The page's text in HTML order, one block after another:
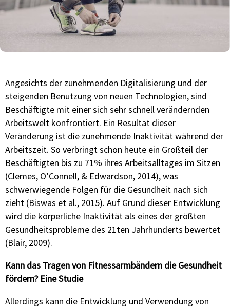
Angesichts der zunehmenden Digitalisierung und der
steigenden Benutzung von neuen Technologien, sind
Beschäftigte mit einer sich sehr schnell verändernden
Arbeitswelt konfrontiert. Ein Resultat dieser
Veränderung ist die zunehmende Inaktivität während der
Arbeitszeit. So verbringt schon heute ein Großteil der
Beschäftigten bis zu 71% ihres Arbeitsalltages im Sitzen
(Clemes, O’Connell, & Edwardson, 2014), was
schwerwiegende Folgen für die Gesundheit nach sich
zieht (Biswas et al., 2015). Auf Grund dieser Entwicklung
wird die körperliche Inaktivität als eines der größten
Gesundheitsprobleme des 21ten Jahrhunderts bewertet
(Blair, 2009).
Kann das Tragen von Fitnessarmbändern die Gesundheit
fördern? Eine Studie
Allerdings kann die Entwicklung und Verwendung von